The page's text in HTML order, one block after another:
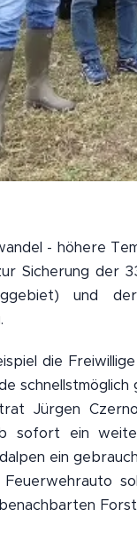
- höhere
Sicherung der
und
die
Jürgen
sofort ein
ein
Feuerwehrauto